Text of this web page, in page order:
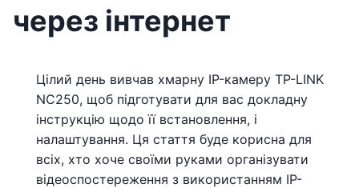
через інтернет
Цілий день вивчав хмарну IP-камеру TP-LINK
NC250, щоб підготувати для вас докладну
інструкцію щодо її встановлення, і
налаштування. Ця стаття буде корисна для
всіх, хто хоче своїми руками організувати
відеоспостереження з використанням IP-